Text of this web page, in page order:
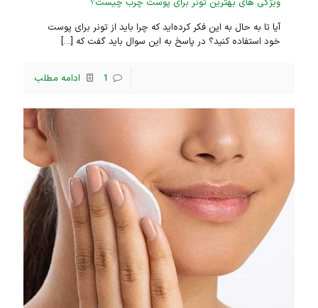
آیا تا به حال به این فکر کرده‌اید که چرا باید از تونر برای پوست
خود استفاده کنید؟ در پاسخ به این سوال باید گفت که […]
1 ادامه مطلب